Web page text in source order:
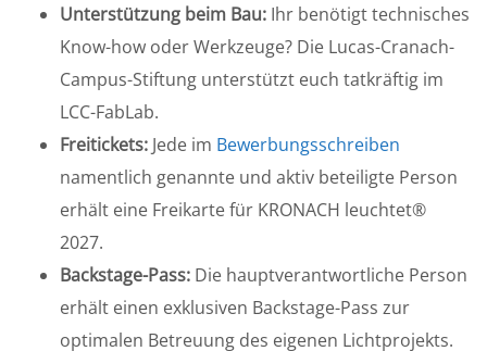
Unterstützung beim Bau: Ihr benötigt technisches
Know-how oder Werkzeuge? Die Lucas-Cranach-
Campus-Stiftung unterstützt euch tatkräftig im
LCC-FabLab.
Freitickets: Jede im Bewerbungsschreiben
namentlich genannte und aktiv beteiligte Person
erhält eine Freikarte für KRONACH leuchtet®
2027.
Backstage-Pass: Die hauptverantwortliche Person
erhält einen exklusiven Backstage-Pass zur
optimalen Betreuung des eigenen Lichtprojekts.